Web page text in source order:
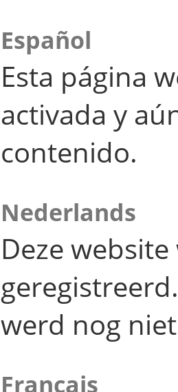
Español
Esta página
activada y
contenido.
Nederlands
Deze
werd nog
Français